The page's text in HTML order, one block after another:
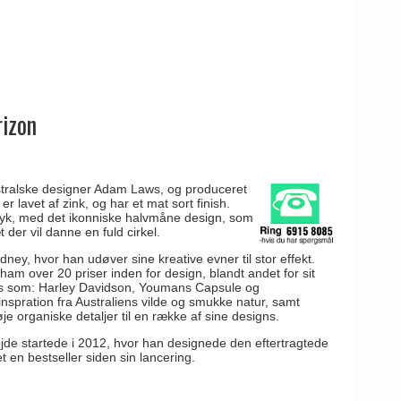
designer Adam Laws, og produceret
lavet af zink, og har et mat sort finish.
med det ikonniske halvmåne design, som
der vil danne en fuld cirkel.
hvor han udøver sine kreative evner til stor effekt.
over 20 priser inden for design, blandt andet for sit
Harley Davidson, Youmans Capsule og
fra Australiens vilde og smukke natur, samt
organiske detaljer til en række af sine designs.
startede i 2012, hvor han designede den eftertragtede
en bestseller siden sin lancering.